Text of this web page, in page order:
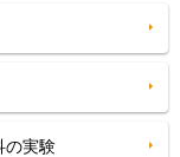
の実験